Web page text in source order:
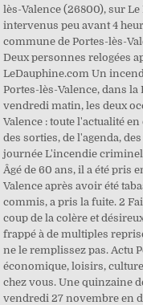
lès-Valence (26800), sur
intervenus peu avant 4
commune de Portes-lès-
Deux personnes relogées
LeDauphine.com Un
Portes-lès-Valence, dans
vendredi matin, les deux
Valence : toute l'actualité
des sorties, de l'agenda,
journée L'incendie
Âgé de 60 ans, il a été pris
Valence après avoir été
commis, a pris la fuite. 2
coup de la colère et
frappé à de multiples
ne le remplissez pas. Actu
économique, loisirs,
chez vous. Une quinzaine
vendredi 27 novembre en